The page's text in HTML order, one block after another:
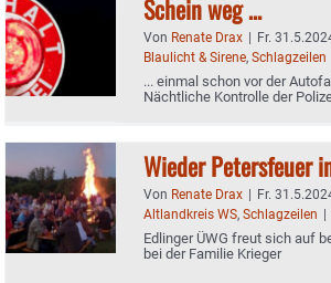
Schein weg …
Von Renate Drax | Fr.
Blaulicht & Sirene, Schlagzeilen
... einmal schon vor der
Nächtliche Kontrolle der
Wieder Petersfeuer
Von Renate Drax | Fr.
Altlandkreis WS, Schlagzeilen |
Edlinger ÜWG freut sich auf
bei der Familie Krieger